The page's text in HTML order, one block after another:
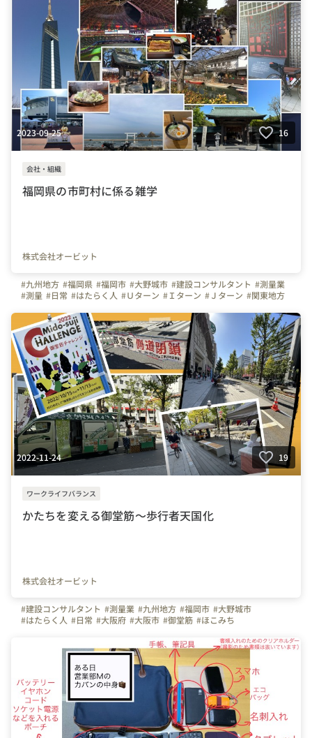
2023-09-25 16
会社・組織
福岡県の市町村に係る雑学
株式会社オービット
#九州地方 #福岡県 #福岡市 #大野城市 #建設コンサルタント #測量業
#測量 #日常 #はたらく人 #Ｕターン #Ｉターン #Ｊターン #関東地方
2022-11-24 19
ワークライフバランス
かたちを変える御堂筋～歩行者天国化
株式会社オービット
#建設コンサルタント #測量業 #九州地方 #福岡市 #大野城市
#はたらく人 #日常 #大阪府 #大阪市 #御堂筋 #ほこみち
#まちづくり #にぎわい創出